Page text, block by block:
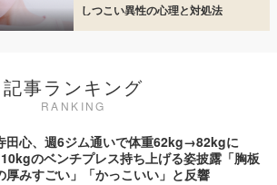
しつこい異性の心理と対処法
記事ランキング
RANKING
田心、週6ジム通いで体重62kg→82kgに
のベンチプレス持ち上げる姿披露「胸板
厚みすごい」「かっこいい」と反響